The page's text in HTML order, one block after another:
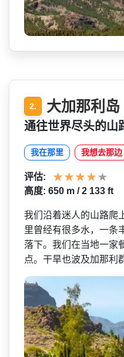
2. 大加那利
通往世界尽头的山
我在那里 我想去那边
评估:
高度: 650 m / 2 133 ft
我们沿着迷人的山路爬
里曾经有很多水，一条
落下。我们在当地一家
点。干旱也波及加那利